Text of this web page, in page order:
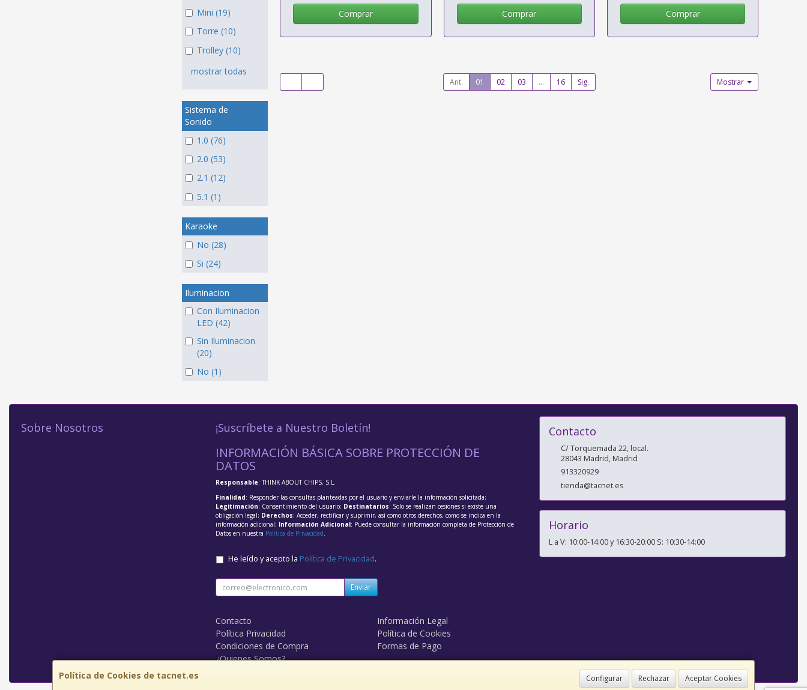
Mini (19)
Torre (10)
Trolley (10)
mostrar todas
Sistema de
Sonido
1.0 (76)
2.0 (53)
2.1 (12)
5.1 (1)
Karaoke
No (28)
Si (24)
Iluminacion
Con Iluminacion
LED (42)
Sin Iluminacion
(20)
No (1)
Comprar Comprar Comprar
Ant. 01 02 03 ... 16 Sig. Mostrar
Política de Cookies de tacnet.es Configurar Rechazar Aceptar Cookies
Sobre Nosotros ¡Suscríbete a Nuestro Boletín!
INFORMACIÓN BÁSICA SOBRE PROTECCIÓN DE
DATOS
Responsable: THINK ABOUT CHIPS, S.L.
Finalidad: Responder las consultas planteadas por el usuario y enviarle la información solicitada;
Legitimación: Consentimiento del usuario; Destinatarios: Solo se realizan cesiones si existe una
obligación legal; Derechos: Acceder, rectificar y suprimir, así como otros derechos, como se indica en la
información adicional; Información Adicional: Puede consultar la información completa de Protección de
Datos en nuestra Política de Privacidad.
He leído y acepto la Política de Privacidad.
Enviar
Contacto
Información Legal
Política Privacidad
Política de Cookies
Condiciones de Compra
Formas de Pago
¿Quienes Somos?
Contacto
C/ Torquemada 22, local.
28043 Madrid,Madrid
913320929
tienda@tacnet.es
Horario
L a V: 10:00-14:00 y 16:30-20:00 S: 10:30-14:00